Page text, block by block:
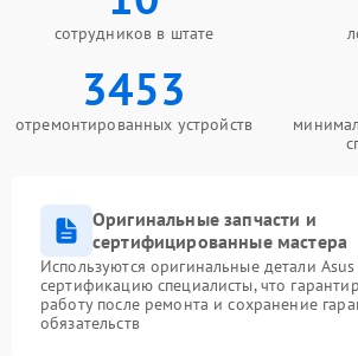
сотрудников в штате
3453
отремонтированных устройств
Оригинальные запчасти и
сертифицированные мастера
Используются оригинальные детали
сертификацию специалисты, что
работу после ремонта и сохранение
обязательств